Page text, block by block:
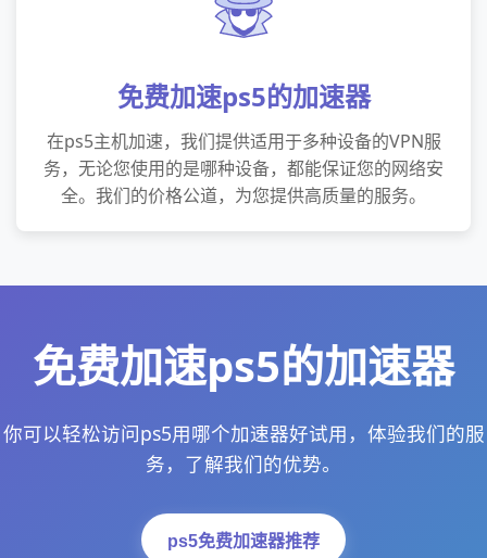
免费加速ps5的加速器
在ps5主机加速，我们提供适用于多种设备的VPN服
务，无论您使用的是哪种设备，都能保证您的网络安
全。我们的价格公道，为您提供高质量的服务。
免费加速ps5的加速器
你可以轻松访问ps5用哪个加速器好试用，体验我们的服
务，了解我们的优势。
ps5免费加速器推荐